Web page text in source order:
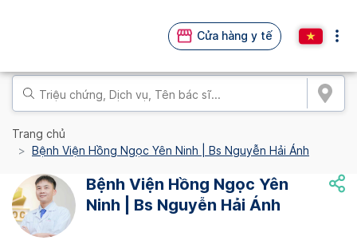
Cửa hàng y tế
Trang chủ
Bệnh Viện Hồng Ngọc Yên Ninh | Bs Nguyễn Hải Ánh
Bệnh Viện Hồng Ngọc Yên
Ninh | Bs Nguyễn Hải Ánh